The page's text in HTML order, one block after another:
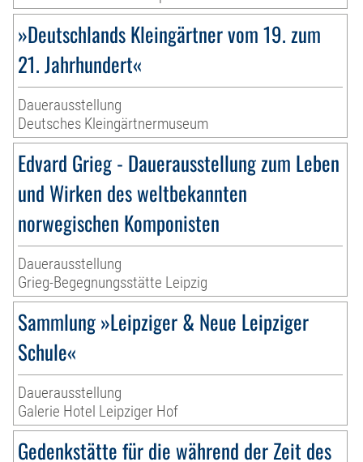
»Deutschlands Kleingärtner vom 19. zum
21. Jahrhundert«
Dauerausstellung
Deutsches Kleingärtnermuseum
Edvard Grieg - Dauerausstellung zum Leben
und Wirken des weltbekannten
norwegischen Komponisten
Dauerausstellung
Grieg-Begegnungsstätte Leipzig
Sammlung »Leipziger & Neue Leipziger
Schule«
Dauerausstellung
Galerie Hotel Leipziger Hof
Gedenkstätte für die während der Zeit des